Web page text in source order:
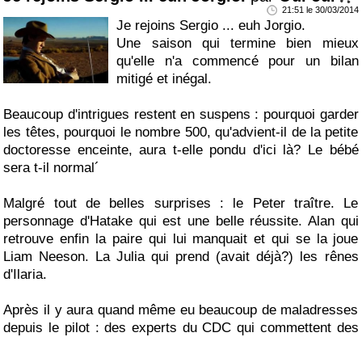
21:51 le 30/03/2014
Je rejoins Sergio ... euh Jorgio.
Une saison qui termine bien mieux
qu'elle n'a commencé pour un bilan
mitigé et inégal.
Beaucoup d'intrigues restent en suspens : pourquoi garder
les têtes, pourquoi le nombre 500, qu'advient-il de la petite
doctoresse enceinte, aura t-elle pondu d'ici là? Le bébé
sera t-il normal´
Malgré tout de belles surprises : le Peter traître. Le
personnage d'Hatake qui est une belle réussite. Alan qui
retrouve enfin la paire qui lui manquait et qui se la joue
Liam Neeson. La Julia qui prend (avait déjà?) les rênes
d'Ilaria.
Après il y aura quand même eu beaucoup de maladresses
depuis le pilot : des experts du CDC qui commettent des